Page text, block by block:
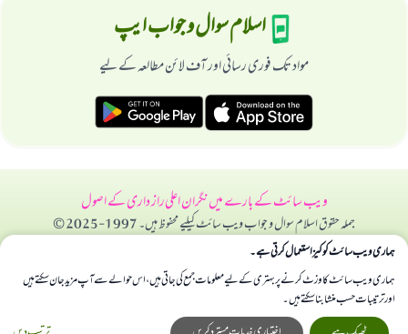
اسلام سوال و جواب ایپ
مواد تک فوری رسائی اور آف لائن مطالعہ کے لیے
ویب سائٹ کے بارے میںنگران اعلیراز داری کے اصول
جملہ حقوق اسلام سوال و جواب ویب سائٹ کیلیے محفوظ ہیں۔ 1997-2025 ©
ہماری ویب سائٹ کوکیز استعمال کرتی ہے۔
ہماری ویب سائٹ کا وزٹ کرنے پر بہتری کے لیے معلومات جمع کی جاتی ہیں، اس حوالے سے آپ مزید جان سکتے ہیں
اور ترتیبات حسب منشا بنا سکتے ہیں۔